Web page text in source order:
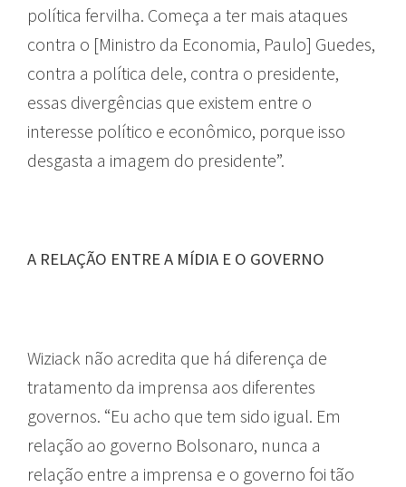
política fervilha. Começa a ter mais ataques
contra o [Ministro da Economia, Paulo] Guedes,
contra a política dele, contra o presidente,
essas divergências que existem entre o
interesse político e econômico, porque isso
desgasta a imagem do presidente”.
A RELAÇÃO ENTRE A MÍDIA E O GOVERNO
Wiziack não acredita que há diferença de
tratamento da imprensa aos diferentes
governos. “Eu acho que tem sido igual. Em
relação ao governo Bolsonaro, nunca a
relação entre a imprensa e o governo foi tão